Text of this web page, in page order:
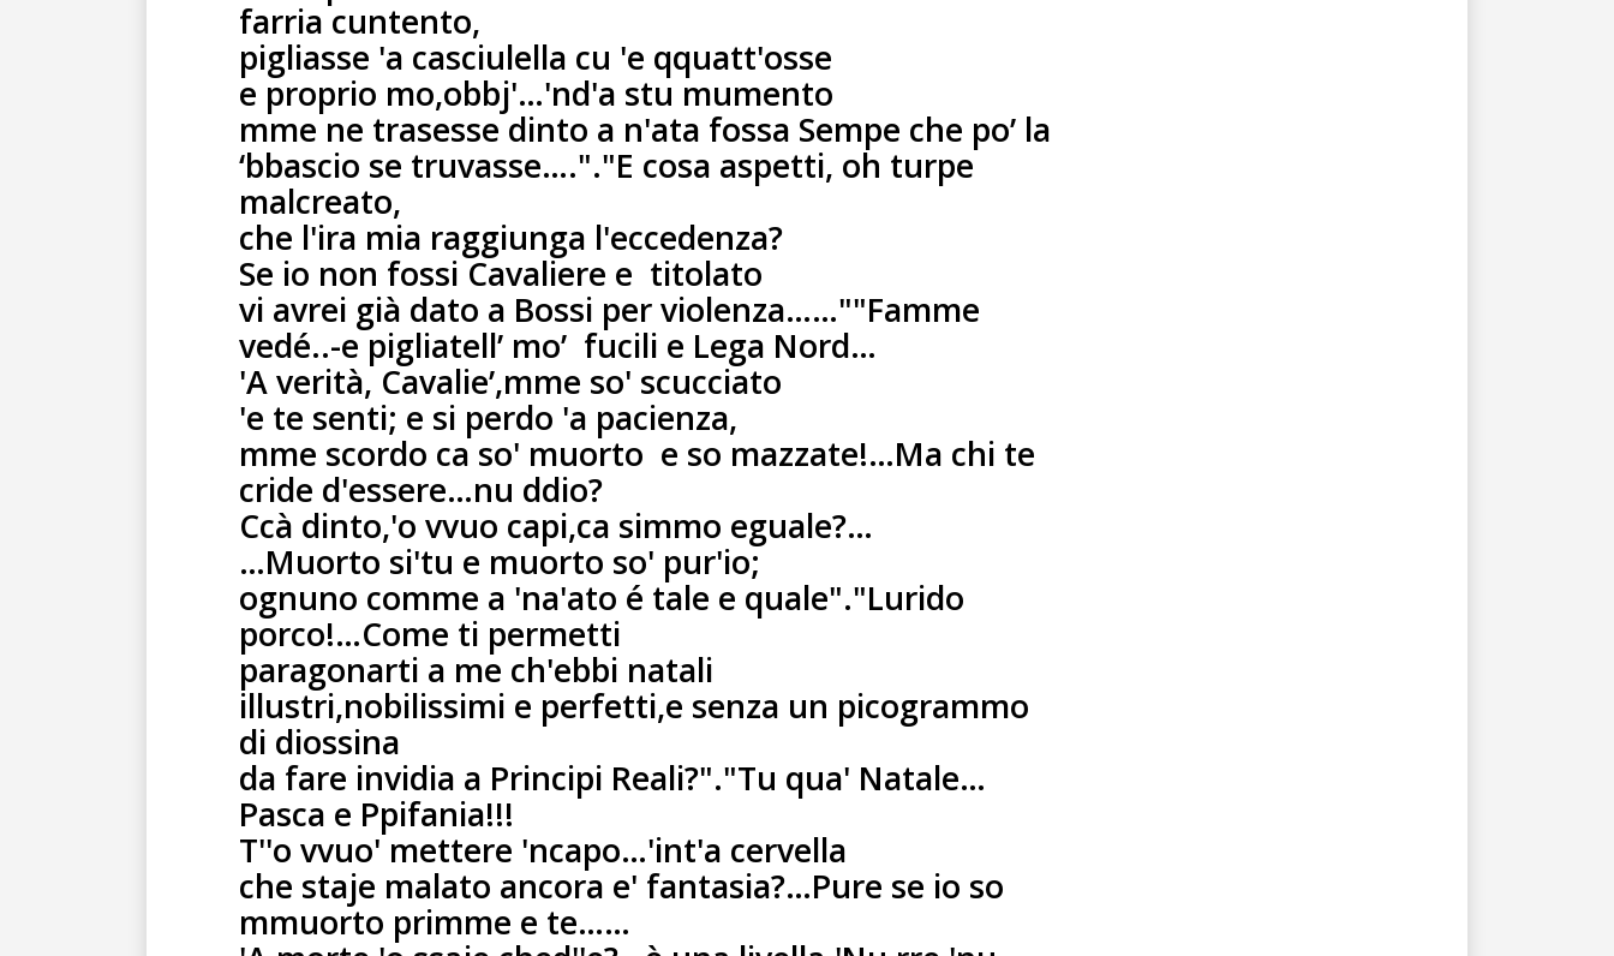
farria cuntento,
pigliasse 'a casciulella cu 'e qquatt'osse
e proprio mo,obbj'…'nd'a stu mumento
mme ne trasesse dinto a n'ata fossa Sempe che po’ la
‘bbascio se truvasse…."."E cosa aspetti, oh turpe
malcreato,
che l'ira mia raggiunga l'eccedenza?
Se io non fossi Cavaliere e titolato
vi avrei già dato a Bossi per violenza……""Famme
vedé..-e pigliatell’ mo’ fucili e Lega Nord…
'A verità, Cavalie’,mme so' scucciato
'e te senti; e si perdo 'a pacienza,
mme scordo ca so' muorto e so mazzate!…Ma chi te
cride d'essere…nu ddio?
Ccà dinto,'o vvuo capi,ca simmo eguale?…
…Muorto si'tu e muorto so' pur'io;
ognuno comme a 'na'ato é tale e quale"."Lurido
porco!…Come ti permetti
paragonarti a me ch'ebbi natali
illustri,nobilissimi e perfetti,e senza un picogrammo
di diossina
da fare invidia a Principi Reali?"."Tu qua' Natale…
Pasca e Ppifania!!!
T''o vvuo' mettere 'ncapo…'int'a cervella
che staje malato ancora e' fantasia?…Pure se io so
mmuorto primme e te……